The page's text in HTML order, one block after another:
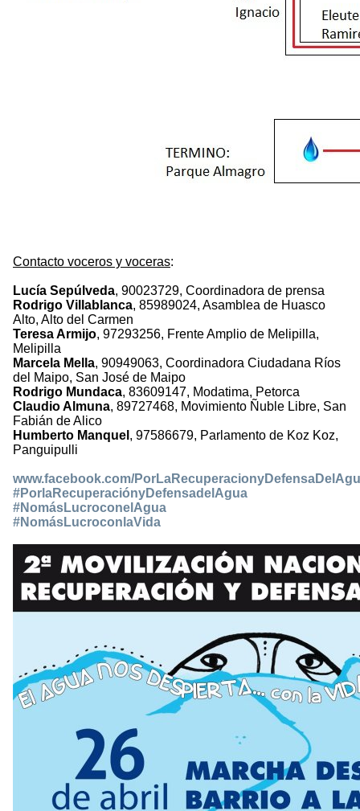
Contacto voceros y voceras:
Lucía Sepúlveda, 90023729, Coordinadora de prensa
Rodrigo Villablanca, 85989024, Asamblea de Huasco
Alto, Alto del Carmen
Teresa Armijo, 97293256, Frente Amplio de Melipilla,
Melipilla
Marcela Mella, 90949063, Coordinadora Ciudadana Ríos
del Maipo, San José de Maipo
Rodrigo Mundaca, 83609147, Modatima, Petorca
Claudio Almuna, 89727468, Movimiento Ñuble Libre, San
Fabián de Alico
Humberto Manquel , 97586679, Parlamento de Koz Koz,
Panguipulli
www.facebook.com/
#PorlaRecuperaciónyDefensadelAgua
#NomásLucroconelAgua
#NomásLucroconlaVida